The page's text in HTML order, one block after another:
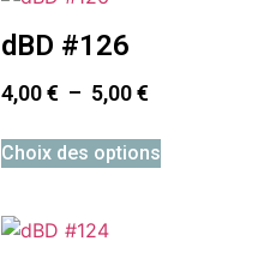
dBD #126
4,00€ – 5,00€
Choix des options